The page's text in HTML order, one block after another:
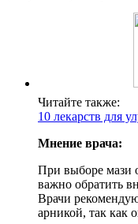
Читайте также:
10 лекарств для
Мнение врача:
При выборе мази
важно обратить
Врачи
арникой, так как